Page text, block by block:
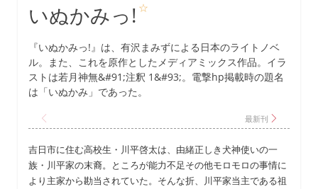
いぬかみっ! ☆
『いぬかみっ!』は、有沢まみずによる日本のライトノベ
ル。また、これを原作としたメディアミックス作品。イラ
ストは若月神無&#91;注釈 1&#93;。電撃hp掲載時の題名
は「いぬかみ」であった。
吉日市に住む高校生・川平啓太は、由緒正しき犬神使いの一
族・川平家の末裔。ところが能力不足その他モロモロの事情に
より主家から勘当されていた。そんな折、川平家当主である祖